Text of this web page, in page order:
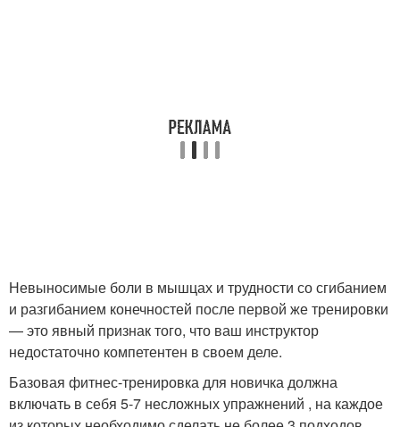
Невыносимые боли в мышцах и трудности со сгибанием
и разгибанием конечностей после первой же тренировки
— это явный признак того, что ваш инструктор
недостаточно компетентен в своем деле.
Базовая фитнес-тренировка для новичка должна
включать в себя 5-7 несложных упражнений , на каждое